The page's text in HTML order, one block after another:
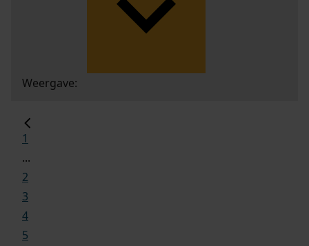
Weergave:
1
...
2
3
4
5